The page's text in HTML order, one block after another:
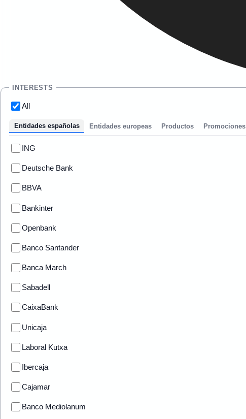
INTERESTS
All
Entidades españolas Entidades europeas Productos Promociones
ING
Deutsche Bank
BBVA
Bankinter
Openbank
Banco Santander
Banca March
Sabadell
CaixaBank
Unicaja
Laboral Kutxa
Ibercaja
Cajamar
Banco Mediolanum